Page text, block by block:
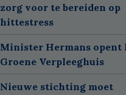
zorg voor te bereiden op
hittestress
Minister Hermans opent
Groene Verpleeghuis
Nieuwe stichting moet